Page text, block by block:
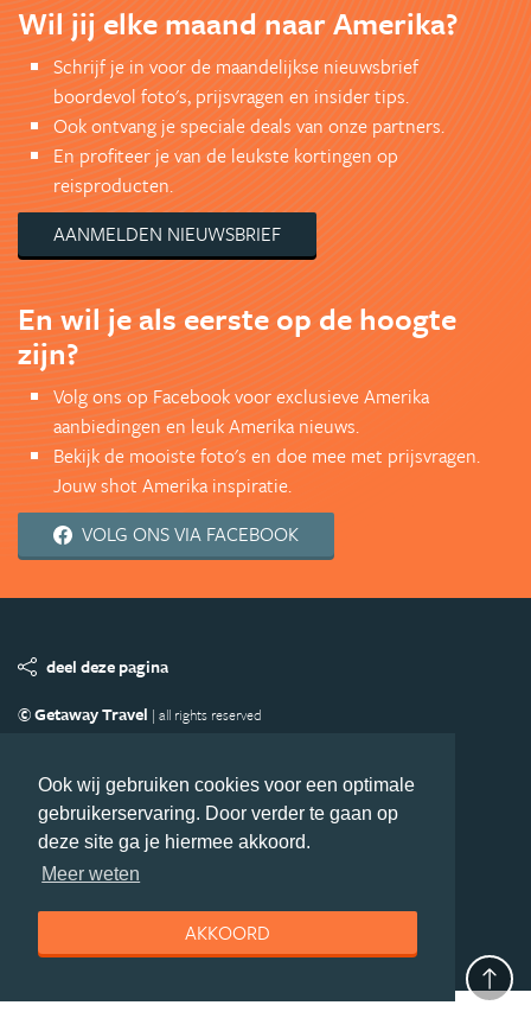
Ook wij gebruiken cookies voor een optimale
gebruikerservaring. Door verder te gaan op
deze site ga je hiermee akkoord.
Meer weten
AKKOORD
Wil jij elke maand naar Amerika?
Schrijf je in voor de maandelijkse nieuwsbrief
boordevol foto's, prijsvragen en insider tips.
Ook ontvang je speciale deals van onze partners.
En profiteer je van de leukste kortingen op
reisproducten.
AANMELDEN NIEUWSBRIEF
En wil je als eerste op de hoogte
zijn?
Volg ons op Facebook voor exclusieve Amerika
aanbiedingen en leuk Amerika nieuws.
Bekijk de mooiste foto's en doe mee met prijsvragen.
Jouw shot Amerika inspiratie.
VOLG ONS VIA FACEBOOK
deel deze pagina
© Getaway Travel | all rights reserved
Copyright
Privacy statement Disclaimer
Cookies
Volg Amerika.nl
Nieuwsbrief
Facebook